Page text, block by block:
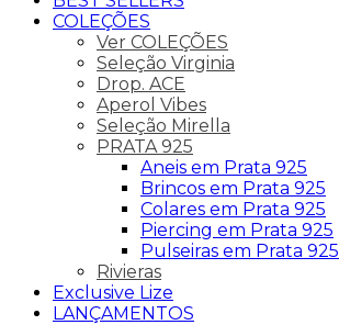
COLEÇÕES
Ver COLEÇÕES
Seleção Virginia
Drop. ACE
Aperol Vibes
Seleção Mirella
PRATA 925
Aneis em Prata 925
Brincos em Prata 925
Colares em Prata 925
Piercing em Prata 925
Pulseiras em Prata 925
Rivieras
Exclusive Lize
LANÇAMENTOS